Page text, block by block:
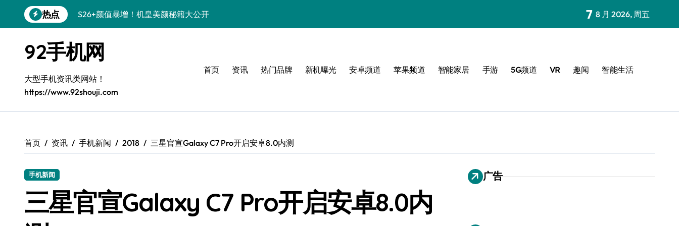
到
热点
S26+颜值暴增！机皇美颜秘籍大公开
三星S26个性美颜全攻略，一键解锁高级感
S25美化秘籍：个性潮玩，点亮三星新视界
C55 5G焕新秘籍：定制潮流无限可能
Galaxy C55 5G登场，美学新标杆！
S25+闪亮登场，3招搞定绝美光影效果
7 8 月 2026, 周五
92手机网
大型手机资讯类网站！
https://www.92shouji.com
首页 资讯 热门品牌 新机曝光 安卓频道 苹果频道 智能家居 手游 5G频道 VR 趣闻 智能生活
首页 资讯 手机新闻 2018 三星官宣Galaxy C7 Pro开启安卓8.0内测
手机新闻
三星官宣Galaxy C7 Pro开启安卓8.0内
广告